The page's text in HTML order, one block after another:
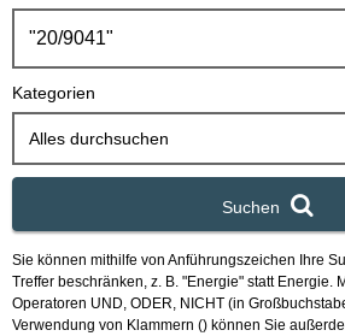
h
o
Kategorien
Alles durchsuchen
Suchen
Sie können mithilfe von Anführungszeichen Ihre
Treffer beschränken, z. B. "Energie" statt Energie.
Operatoren UND, ODER, NICHT (in
Verwendung von Klammern () können Sie